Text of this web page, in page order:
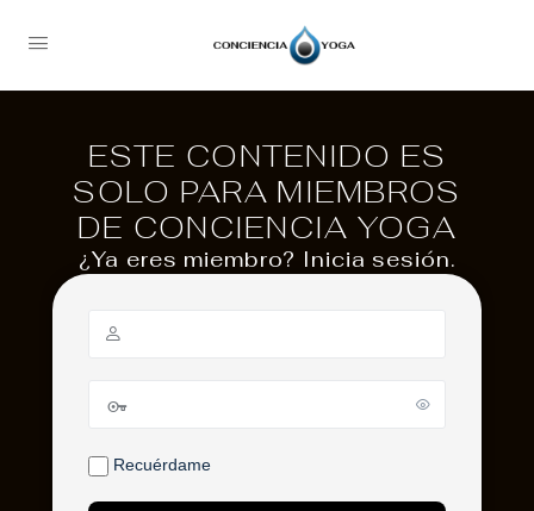
ESTE CONTENIDO ES
SOLO PARA MIEMBROS
DE CONCIENCIA YOGA
¿Ya eres miembro? Inicia sesión.
Recuérdame